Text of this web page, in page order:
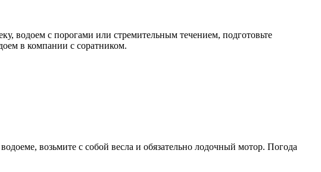
водоем с порогами или стремительным течением, подготовьте
в компании с соратником.
возьмите с собой весла и обязательно лодочный мотор. Погода